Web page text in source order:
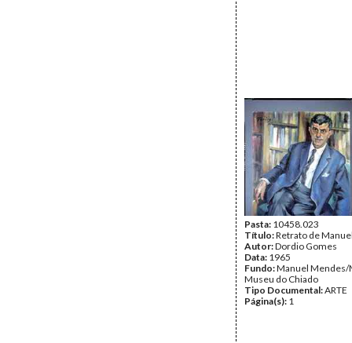
Pasta: 10458.023
Título:Retrato de
Autor:Dordio Gomes
Data: 1965
Fundo:Manuel Mendes/
Museu do Chiado
Tipo Documental:ARTE
Página(s): 1